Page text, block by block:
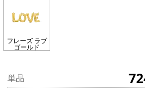
フレーズ ラブ
ゴールド
単品